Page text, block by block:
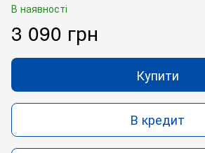
В наявності
3 090 грн
Купити
В кредит